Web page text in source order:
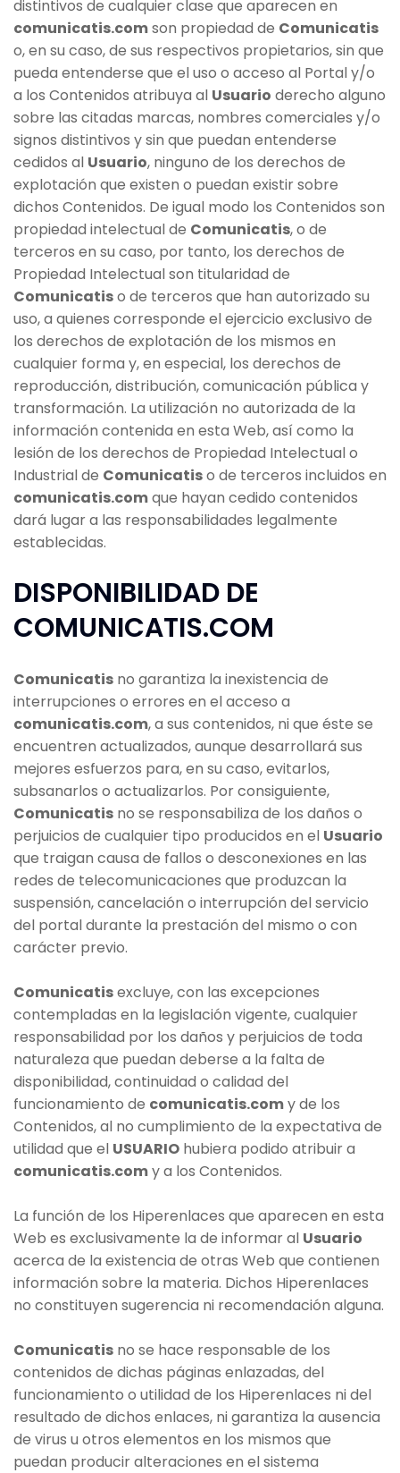
distintivos de cualquier clase que aparecen en
comunicatis.comson propiedad de Comunicatis
o, en su caso, de sus respectivos propietarios, sin que
pueda entenderse que el uso o acceso al Portal y/o
a los Contenidos atribuya al Usuario derecho alguno
sobre las citadas marcas, nombres comerciales y/o
signos distintivos y sin que puedan entenderse
cedidos al Usuario, ninguno de los derechos de
explotación que existen o puedan existir sobre
dichos Contenidos. De igual modo los Contenidos son
propiedad intelectual de Comunicatis, o de
terceros en su caso, por tanto, los derechos de
Propiedad Intelectual son titularidad de
Comunicatiso de terceros que han autorizado su
uso, a quienes corresponde el ejercicio exclusivo de
los derechos de explotación de los mismos en
cualquier forma y, en especial, los derechos de
reproducción, distribución, comunicación pública y
transformación. La utilización no autorizada de la
información contenida en esta Web, así como la
lesión de los derechos de Propiedad Intelectual o
Industrial de Comunicatiso de terceros incluidos en
comunicatis.comque hayan cedido contenidos
dará lugar a las responsabilidades legalmente
establecidas.
DISPONIBILIDAD DE
COMUNICATIS.COM
Comunicatis no garantiza la inexistencia de
interrupciones o errores en el acceso a
comunicatis.com, a sus contenidos, ni que éste se
encuentren actualizados, aunque desarrollará sus
mejores esfuerzos para, en su caso, evitarlos,
subsanarlos o actualizarlos. Por consiguiente,
Comunicatis no se responsabiliza de los daños o
perjuicios de cualquier tipo producidos en el Usuario
que traigan causa de fallos o desconexiones en las
redes de telecomunicaciones que produzcan la
suspensión, cancelación o interrupción del servicio
del portal durante la prestación del mismo o con
carácter previo.
Comunicatisexcluye, con las excepciones
contempladas en la legislación vigente, cualquier
responsabilidad por los daños y perjuicios de toda
naturaleza que puedan deberse a la falta de
disponibilidad, continuidad o calidad del
funcionamiento de comunicatis.comy de los
Contenidos, al no cumplimiento de la expectativa de
utilidad que el USUARIO hubiera podido atribuir a
comunicatis.comy a los Contenidos.
La función de los Hiperenlaces que aparecen en esta
Web es exclusivamente la de informar al Usuario
acerca de la existencia de otras Web que contienen
información sobre la materia. Dichos Hiperenlaces
no constituyen sugerencia ni recomendación alguna.
Comunicatis no se hace responsable de los
contenidos de dichas páginas enlazadas, del
funcionamiento o utilidad de los Hiperenlaces ni del
resultado de dichos enlaces, ni garantiza la ausencia
de virus u otros elementos en los mismos que
puedan producir alteraciones en el sistema